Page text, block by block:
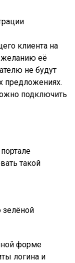
клиента на
желанию её
не будут
предложениях.
подключить
такой
зелёной
форме
логина и